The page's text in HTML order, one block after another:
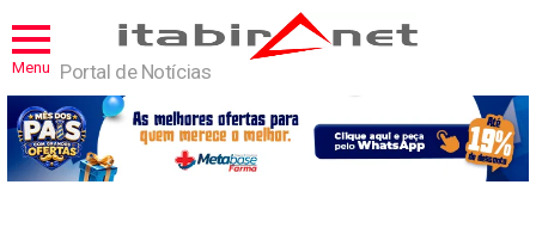
Menu Portal de Notícias